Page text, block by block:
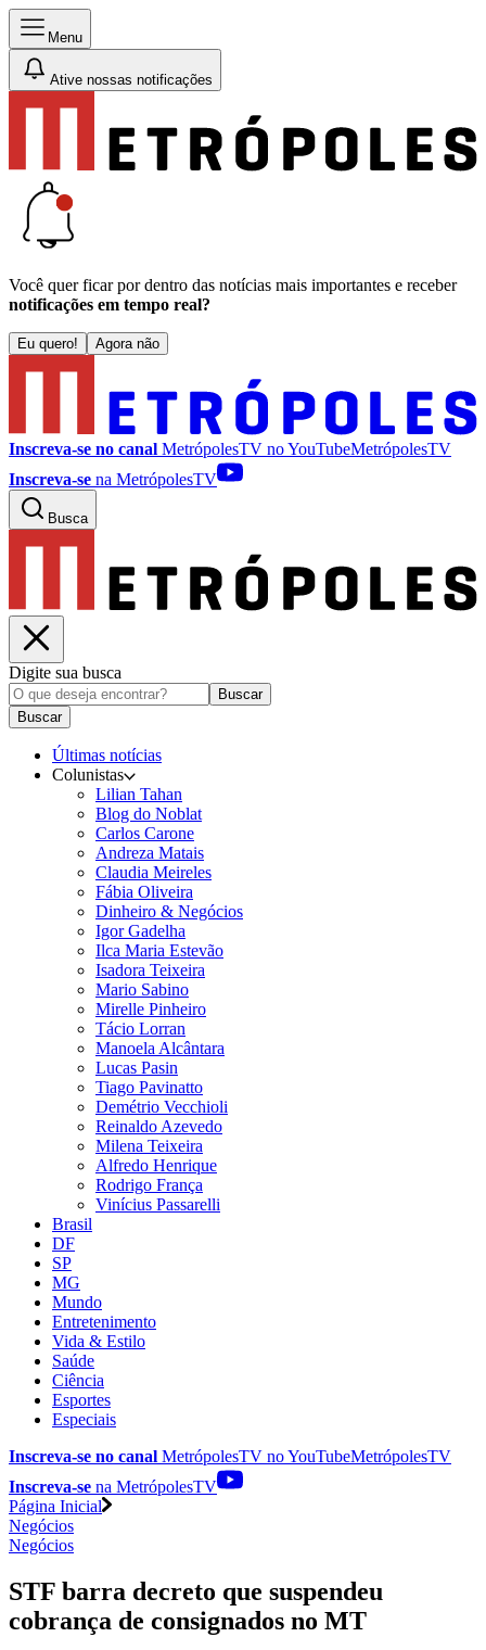
Menu
Ative nossas notificações
Você quer ficar por dentro das notícias mais importantes e receber
notificações em tempo real?
Eu quero! Agora não
Inscreva-se no canal MetrópolesTV noYouTubeMetrópolesTV
Inscreva-se na MetrópolesTV
Busca
Digite sua busca
Buscar
Buscar
Últimas notícias
Colunistas
Lilian Tahan
Blog do Noblat
Carlos Carone
Andreza Matais
Claudia Meireles
Fábia Oliveira
Dinheiro & Negócios
Igor Gadelha
Ilca Maria Estevão
Isadora Teixeira
Mario Sabino
Mirelle Pinheiro
Tácio Lorran
Manoela Alcântara
Lucas Pasin
Tiago Pavinatto
Demétrio Vecchioli
Reinaldo Azevedo
Milena Teixeira
Alfredo Henrique
Rodrigo França
Vinícius Passarelli
Brasil
DF
SP
MG
Mundo
Entretenimento
Vida & Estilo
Saúde
Ciência
Esportes
Especiais
Inscreva-se no canal MetrópolesTV noYouTubeMetrópolesTV
Inscreva-se na MetrópolesTV
Página Inicial
Negócios
Negócios
STF barra decreto que suspendeu
cobrança de consignados no MT